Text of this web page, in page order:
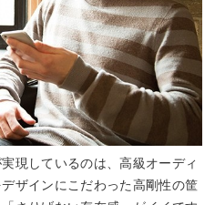
現しているのは、高級オーディ
ザインにこだわった高剛性の筐